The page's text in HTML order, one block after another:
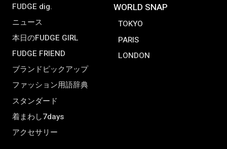
FUDGE dig.
ニュース
本日のFUDGE GIRL
FUDGE FRIEND
ブランドピックアップ
ファッション用語辞典
スタンダード
着まわし7days
アクセサリー
WORLD SNAP
TOKYO
PARIS
LONDON